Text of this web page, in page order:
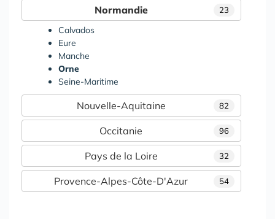
23
Normandie
Calvados
Eure
Manche
Orne
Seine-Maritime
82
Nouvelle-Aquitaine
96
Occitanie
32
Pays de la Loire
54
Provence-Alpes-Côte-D'Azur